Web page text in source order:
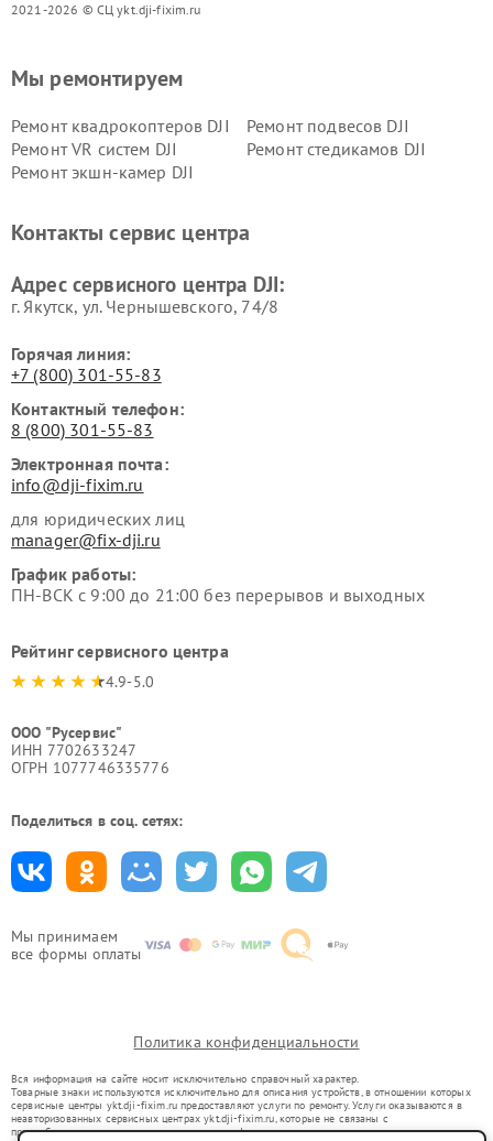
2021-2026 © СЦ ykt.dji-fixim.ru
Мы принимаем
все формы оплаты
Мы ремонтируем
Ремонт квадрокоптеров DJI
Ремонт подвесов DJI
Ремонт VR систем DJI
Ремонт стедикамов DJI
Ремонт экшн-камер DJI
Контакты сервис центра
Адрес сервисного центра DJI:
г. Якутск, ул. Чернышевского, 74/8
Горячая линия:
+7 (800) 301-55-83
Контактный телефон:
8 (800) 301-55-83
Электронная почта:
info@dji-fixim.ru
для юридических лиц
manager@fix-dji.ru
График работы:
ПН-ВСК с 9:00 до 21:00 без перерывов и выходных
Рейтинг сервисного центра
4.9-5.0
ООО "Русервис"
ИНН 7702633247
ОГРН 1077746335776
Поделиться в соц. сетях:
Политика конфиденциальности
Вся информация на сайте носит исключительно справочный характер.
Товарные знаки используются исключительно для описания устройств, в отношении которых
сервисные центры ykt.dji-fixim.ru предоставляют услуги по ремонту. Услуги оказываются в
неавторизованных сервисных центрах ykt.dji-fixim.ru, которые не связаны с
правообладателями товарных знаков или их официальными представителями.